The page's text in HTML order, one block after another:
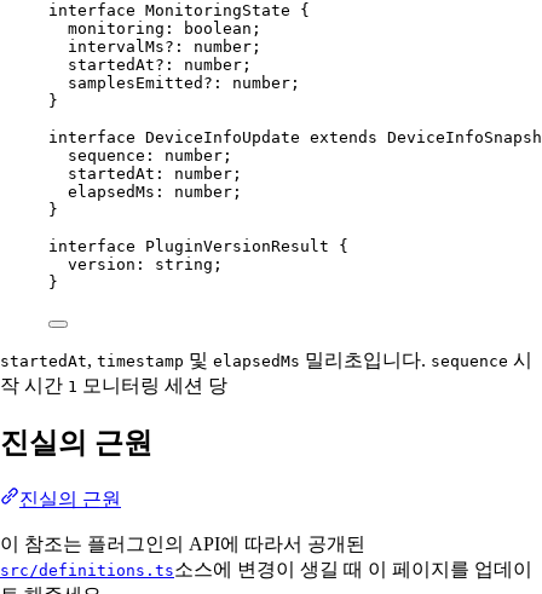
interface MonitoringState {
monitoring : boolean ;
intervalMs?: number ;
startedAt?: number ;
samplesEmitted ?: number ;
}
interface DeviceInfoUpdate extends
sequence : number ;
startedAt : number ;
elapsedMs : number ;
}
interface
PluginVersionResult {
version : string ;
}
startedAt, timestamp 및 elapsedMs 밀리초입니다. sequence 시
작 시간 1 모니터링 세션 당
진실의 근원
진실의 근원
이 참조는 플러그인의 API에 따라서 공개된
src/definitions.ts소스에 변경이 생길 때 이 페이지를 업데이